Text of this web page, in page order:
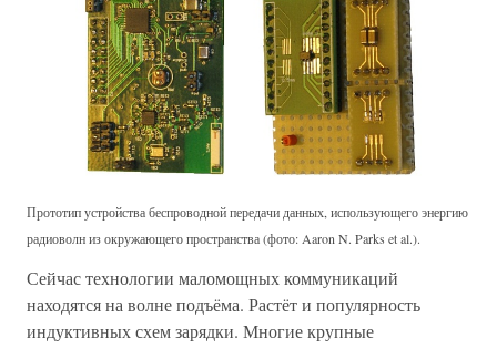
Прототип устройства беспроводной передачи данных, использующего энергию
радиоволн из окружающего пространства (фото: Aaron N. Parks et al.).
Сейчас технологии маломощных коммуникаций
находятся на волне подъёма. Растёт и популярность
индуктивных схем зарядки. Многие крупные